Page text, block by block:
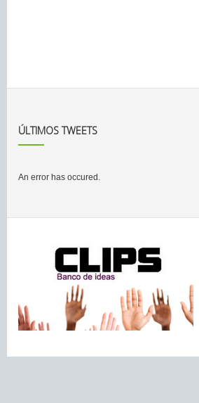
ÚLTIMOS TWEETS
An error has occured.